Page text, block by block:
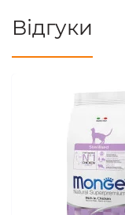
Відгуки